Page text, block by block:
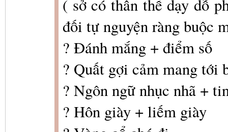
( sở có thân thể dạy dỗ
đối tự nguyện ràng buộc
? Đánh mắng + điểm số
? Quất gợi cảm mang tới
? Ngôn ngữ nhục nhã +
? Hôn giày + liếm giày